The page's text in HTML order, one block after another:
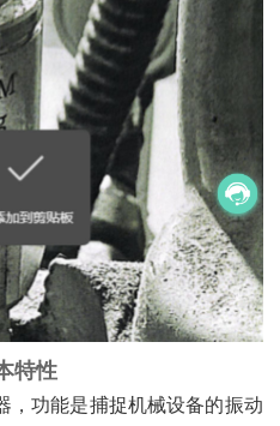
特性
，功能是捕捉机械设备的振动